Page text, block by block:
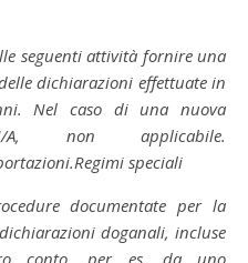
seguenti attività fornire una
dichiarazioni effettuate in
Nel caso di una nuova
non applicabile.
Regimi speciali
documentate per la
doganali, incluse
conto, per es. da uno